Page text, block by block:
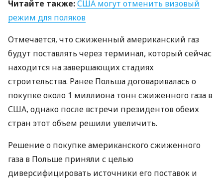
Читайте также:США могут отменить визовый
режим для поляков
Отмечается, что сжиженный американский газ
будут поставлять через терминал, который сейчас
находится на завершающих стадиях
строительства. Ранее Польша договаривалась о
покупке около 1 миллиона тонн сжиженного газа в
США, однако после встречи президентов обеих
стран этот объем решили увеличить.
Решение о покупке американского сжиженного
газа в Польше приняли с целью
диверсифицировать источники его поставок и